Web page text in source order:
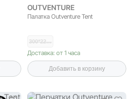
OUTVENTURE
Палатка Outventure Tent
300*22…
Доставка: от 1 часа
Добавить в корзину